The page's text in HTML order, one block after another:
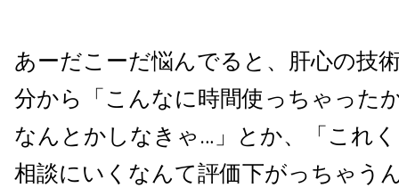
あーだこーだ悩んでると、肝心の技
分から「こんなに時間使っちゃった
なんとかしなきゃ…」とか、「これ
相談にいくなんて評価下がっちゃう